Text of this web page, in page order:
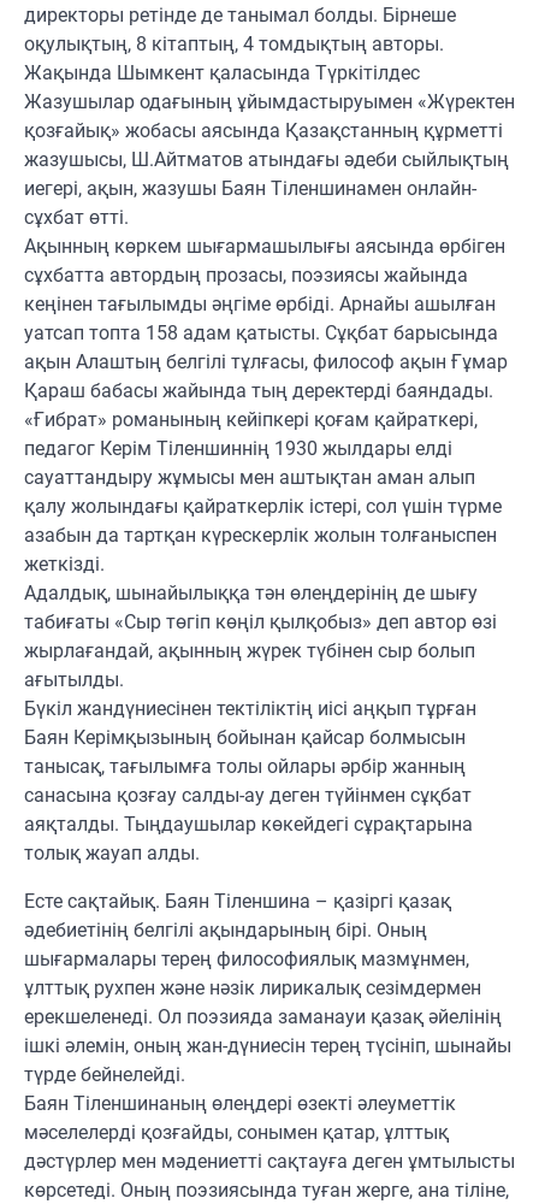
директоры ретінде де танымал болды. Бірнеше
оқулықтың, 8 кітаптың, 4 томдықтың авторы.
Жақында Шымкент қаласында Түркітілдес
Жазушылар одағының ұйымдастыруымен «Жүректен
қозғайық» жобасы аясында Қазақстанның құрметті
жазушысы, Ш.Айтматов атындағы әдеби сыйлықтың
иегері, ақын, жазушы Баян Тіленшинамен онлайн-
сұхбат өтті.
Ақынның көркем шығармашылығы аясында өрбіген
сұхбатта автордың прозасы, поэзиясы жайында
кеңінен тағылымды әңгіме өрбіді. Арнайы ашылған
уатсап топта 158 адам қатысты. Сұқбат барысында
ақын Алаштың белгілі тұлғасы, философ ақын Ғұмар
Қараш бабасы жайында тың деректерді баяндады.
«Ғибрат» романының кейіпкері қоғам қайраткері,
педагог Керім Тіленшиннің 1930 жылдары елді
сауаттандыру жұмысы мен аштықтан аман алып
қалу жолындағы қайраткерлік істері, сол үшін түрме
азабын да тартқан күрескерлік жолын толғаныспен
жеткізді.
Адалдық, шынайылыққа тән өлеңдерінің де шығу
табиғаты «Сыр төгіп көңіл қылқобыз» деп автор өзі
жырлағандай, ақынның жүрек түбінен сыр болып
ағытылды.
Бүкіл жандүниесінен тектіліктің иісі аңқып тұрған
Баян Керімқызының бойынан қайсар болмысын
танысақ, тағылымға толы ойлары әрбір жанның
санасына қозғау салды-ау деген түйінмен сұқбат
аяқталды. Тыңдаушылар көкейдегі сұрақтарына
толық жауап алды.
Есте сақтайық. Баян Тіленшина – қазіргі қазақ
әдебиетінің белгілі ақындарының бірі. Оның
шығармалары терең философиялық мазмұнмен,
ұлттық рухпен және нәзік лирикалық сезімдермен
ерекшеленеді. Ол поэзияда заманауи қазақ әйелінің
ішкі әлемін, оның жан-дүниесін терең түсініп, шынайы
түрде бейнелейді.
Баян Тіленшинаның өлеңдері өзекті әлеуметтік
мәселелерді қозғайды, сонымен қатар, ұлттық
дәстүрлер мен мәдениетті сақтауға деген ұмтылысты
көрсетеді. Оның поэзиясында туған жерге, ана тіліне,